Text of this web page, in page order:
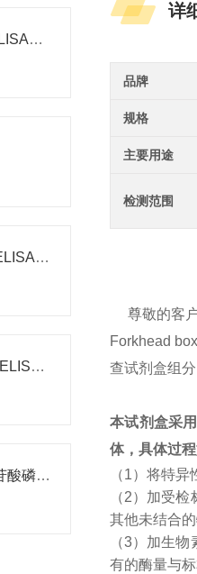
小鼠干扰素γ（IFNγ）ELISA试剂盒
大鼠白介素20（IL20）ELISA试剂盒
狗血管紧张素Ⅰ（AngⅠ）ELISA试剂盒
小鼠烟酰胺腺嘌呤二核苷酸磷酸（NADPH）检测试剂盒
详
品牌
规格
主要用途
检测范围
尊敬的客
Forkhead
查试剂盒组
本试剂盒采
体，具体过
（1）将特
（2）加受
其他未结合
（3）加生
有的酶量与